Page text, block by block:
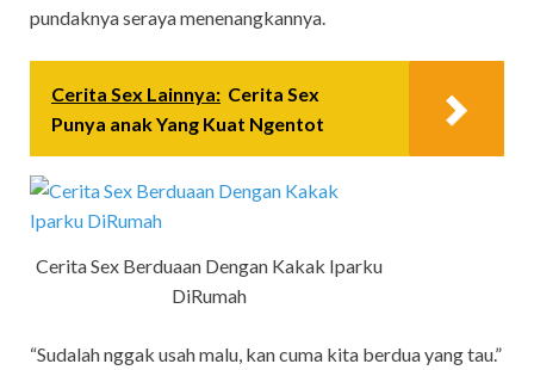
pundaknya seraya menenangkannya.
Cerita Sex Lainnya: Cerita Sex
Punya anak Yang Kuat Ngentot
Cerita Sex Berduaan Dengan Kakak Iparku
DiRumah
“Sudalah nggak usah malu, kan cuma kita berdua yang tau.”